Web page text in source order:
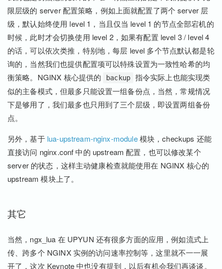
限层级的 server 配置策略，例如上面就配置了两个 server 层
级，默认始终使用 level 1，当且仅当 level 1 的节点全部宕机的
时候，此时才会切换使用 level 2，如果有配置 level 3 / level 4
的话，可以依次类推，特别地，每层 level 多个节点默认都是轮
询的，当然我们也提供配置项可以特殊设置为一致性哈希的均
衡策略。NGINX 核心提供的
backup
指令实际上也能实现类
似的主备模式，但最多只能设置一组备份点，当然，常规情况
下是够用了，我们最多也只用到了三个层级，即设置两组备份
点。
另外，基于 lua-upstream-nginx-module模块，checkups 还能
直接访问 nginx.conf 中的 upstream 配置，也可以修改某个
server 的状态，这样主动健康检查就能使用在 NGINX 核心的
upstream 模块上了。
其它
当然，ngx_lua 在 UPYUN 还有很多方面的应用，例如流式上
传、跨多个 NGINX 实例的访问速率控制等，这里就不一一展
开了，这次 Keynote 中也没有提到，以后有机会我们再谈谈。